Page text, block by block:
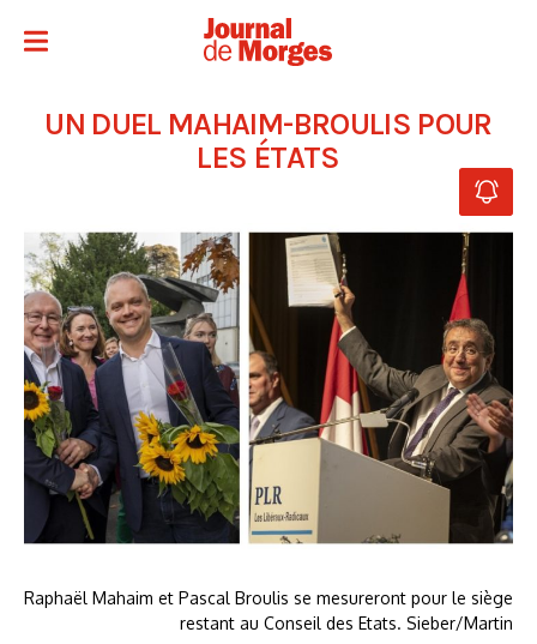
UN DUEL MAHAIM-BROULIS POUR
LES ÉTATS
Raphaël Mahaim et Pascal Broulis se mesureront pour le siège
restant au Conseil des Etats. Sieber/Martin